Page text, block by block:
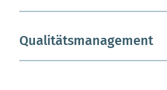
Qualitätsmanagement